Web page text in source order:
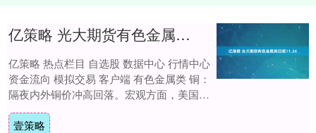
亿策略 光大期货有色金属类日报11.26
亿策略 热点栏目 自选股 数据中心 行情中心
资金流向 模拟交易 客户端 有色金属类 铜：
隔夜内外铜价冲高回落。宏观方面，美国9
月PPI较上年同期上涨2.7%....
壹策略